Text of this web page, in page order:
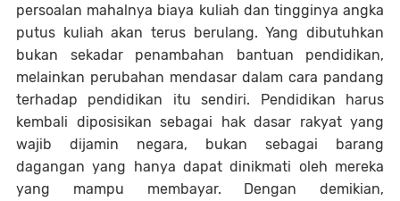
persoalan mahalnya biaya kuliah dan tingginya angka
putus kuliah akan terus berulang. Yang dibutuhkan
bukan sekadar penambahan bantuan pendidikan,
melainkan perubahan mendasar dalam cara pandang
terhadap pendidikan itu sendiri. Pendidikan harus
kembali diposisikan sebagai hak dasar rakyat yang
wajib dijamin negara, bukan sebagai barang
dagangan yang hanya dapat dinikmati oleh mereka
yang mampu membayar. Dengan demikian,